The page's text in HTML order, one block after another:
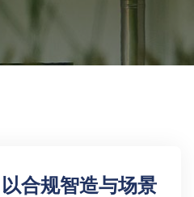
合规智造与场景